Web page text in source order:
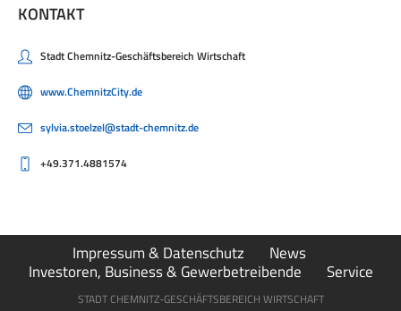
KONTAKT
Stadt Chemnitz-Geschäftsbereich Wirtschaft
www.ChemnitzCity.de
sylvia.stoelzel@stadt-chemnitz.de
+49.371.4881574
Impressum & Datenschutz
News
Investoren, Business & Gewerbetreibende
Service
STADT CHEMNITZ-GESCHÄFTSBEREICH WIRTSCHAFT